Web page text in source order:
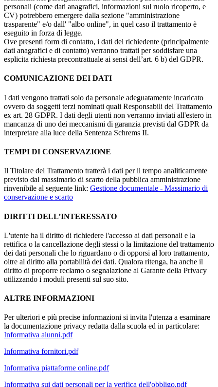
personali (come dati anagrafici, informazioni sul ruolo ricoperto, e
CV) potrebbero emergere dalla sezione "amministrazione
trasparente" e/o dall' "albo online", in quel caso il trattamento è
eseguito in forza di legge.
Ove presenti form di contatto, i dati del richiedente (principalmente
dati anagrafici e di contatto) verranno trattati per soddisfare una
esplicita richiesta precontrattuale ai sensi dell’art. 6 b) del GDPR.
COMUNICAZIONE DEI DATI
I dati vengono trattati solo da personale adeguatamente incaricato
ovvero da soggetti terzi nominati quali Responsabili del Trattamento
ex art. 28 GDPR. I dati degli utenti non verranno inviati all'estero in
mancanza di uno dei meccanismi di garanzia previsti dal GDPR da
interpretare alla luce della Sentenza Schrems II.
TEMPI DI CONSERVAZIONE
Il Titolare del Trattamento tratterà i dati per il tempo analiticamente
previsto dal massimario di scarto della pubblica amministrazione
rinvenibile al seguente link: Gestione documentale - Massimario di
conservazione e scarto
DIRITTI DELL’INTERESSATO
L'utente ha il diritto di richiedere l'accesso ai dati personali e la
rettifica o la cancellazione degli stessi o la limitazione del trattamento
dei dati personali che lo riguardano o di opporsi al loro trattamento,
oltre al diritto alla portabilità dei dati. Qualora ritenga, ha anche il
diritto di proporre reclamo o segnalazione al Garante della Privacy
utilizzando i moduli presenti sul suo sito.
ALTRE INFORMAZIONI
Per ulteriori e più precise informazioni si invita l'utenza a esaminare
la documentazione privacy redatta dalla scuola ed in particolare:
Informativa alunni.pdf
Informativa fornitori.pdf
Informativa piattaforme online.pdf
Informativa sui dati personali per la verifica dell'obbligo.pdf